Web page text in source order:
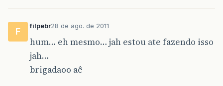
F
filpebr28 de ago. de 2011
hum… eh mesmo… jah estou ate fazendo isso
jah…
brigadaoo aê